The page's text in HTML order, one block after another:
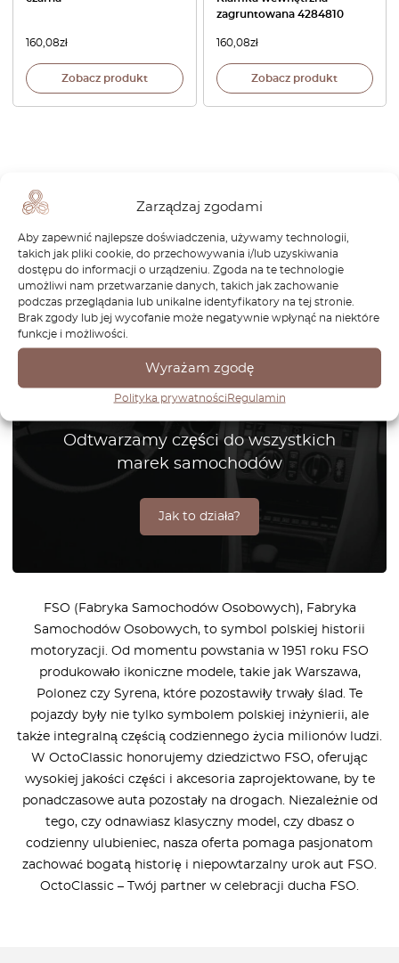
Zarządzaj zgodami
Aby zapewnić najlepsze doświadczenia, używamy technologii,
takich jak pliki cookie, do przechowywania i/lub uzyskiwania
dostępu do informacji o urządzeniu. Zgoda na te technologie
umożliwi nam przetwarzanie danych, takich jak zachowanie
podczas przeglądania lub unikalne identyfikatory na tej stronie.
Brak zgody lub jej wycofanie może negatywnie wpłynąć na niektóre
funkcje i możliwości.
Wyrażam zgodę
Polityka prywatności Regulamin
160,08zł
Zobacz produkt
zagruntowana 4284810
160,08zł
Zobacz produkt
Strona1/1
1
Nie możesz znaleźć części do
swojego samochodu? Sprawdź
części na zamówienie.
Odtwarzamy części do wszystkich
marek samochodów
Jak to działa?
FSO (Fabryka Samochodów Osobowych), Fabryka
Samochodów Osobowych, to symbol polskiej historii
motoryzacji. Od momentu powstania w 1951 roku FSO
produkowało ikoniczne modele, takie jak Warszawa,
Polonez czy Syrena, które pozostawiły trwały ślad. Te
pojazdy były nie tylko symbolem polskiej inżynierii, ale
także integralną częścią codziennego życia milionów ludzi.
W OctoClassic honorujemy dziedzictwo FSO, oferując
wysokiej jakości części i akcesoria zaprojektowane, by te
ponadczasowe auta pozostały na drogach. Niezależnie od
tego, czy odnawiasz klasyczny model, czy dbasz o
codzienny ulubieniec, nasza oferta pomaga pasjonatom
zachować bogatą historię i niepowtarzalny urok aut FSO.
OctoClassic – Twój partner w celebracji ducha FSO.